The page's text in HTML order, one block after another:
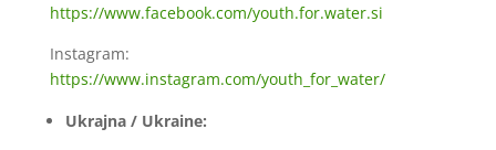
https://www.facebook.com/youth.for.water.si
Instagram:
https://www.instagram.com/youth_for_water/
Ukrajna / Ukraine: